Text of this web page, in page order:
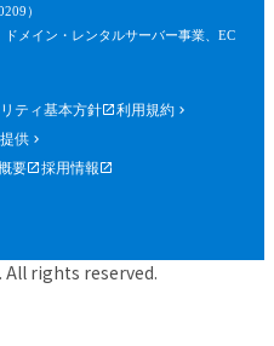
）
メイン・レンタルサーバー事業、EC
ティ基本方針
利用規約
供
要 採用情報
All rights reserved.